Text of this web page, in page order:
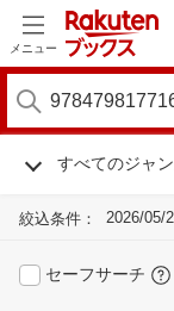
メニュー
すべてのジャ
絞込条件： 2026/05/
セーフサーチ